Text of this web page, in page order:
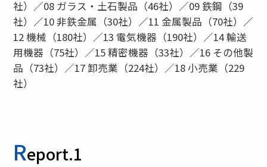
社）／08 ガラス・土石製品（46社）／09 鉄鋼（39
社）／10 非鉄金属（30社）／11 金属製品（70社）／
12 機械（180社）／13 電気機器（190社）／14 輸送
用機器（75社）／15 精密機器（33社）／16 その他製
品（73社）／17 卸売業（224社）／18 小売業（229
社）
Report.1